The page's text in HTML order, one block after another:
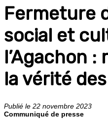
Fermeture
social et
l’Agachon
la vérité
Publié le 22 novembre 2023
Communiqué de presse